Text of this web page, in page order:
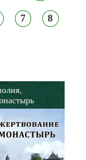
7 8